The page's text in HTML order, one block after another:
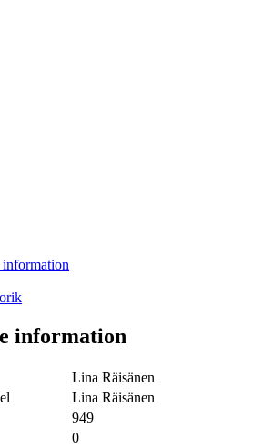
information
Lina Räisänen
Lina Räisänen
949
0